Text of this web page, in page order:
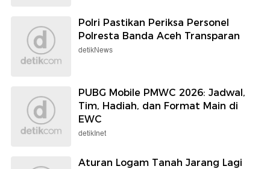
Polri Pastikan Periksa Personel
Polresta Banda Aceh Transparan
detikNews
PUBG Mobile PMWC 2026: Jadwal,
Tim, Hadiah, dan Format Main di
EWC
detikInet
Aturan Logam Tanah Jarang Lagi